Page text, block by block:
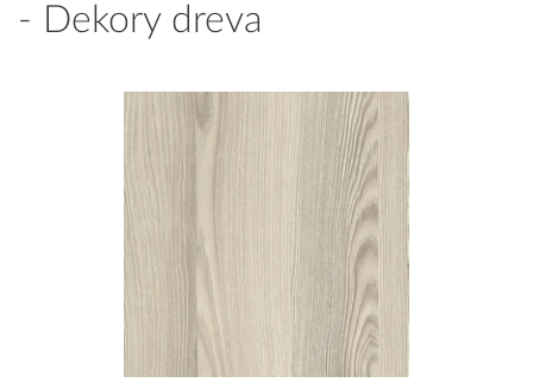
- Dekory dreva